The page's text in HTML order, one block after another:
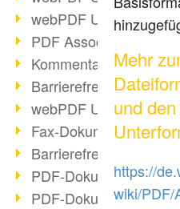
webPDF Update
PDF Association 2021
Kommentare im PDF
Barrierefreie PDF-
webPDF Update
Fax-Dokumente in
Barrierefreie PDF-
PDF-Dokumente mit
PDF-Dokumente
Mehr
und
https://
wiki/PDF/